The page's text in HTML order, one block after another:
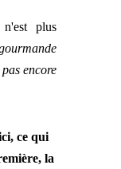
plus
encore
ce qui
la